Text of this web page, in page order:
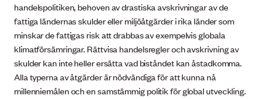
handelspolitiken, behoven av drastiska avskrivningar av de
fattiga ländernas skulder eller miljöåtgärder i rika länder som
minskar de fattigas risk att drabbas av exempelvis globala
klimatförsämringar. Rättvisa handelsregler och avskrivning av
skulder kan inte heller ersätta vad biståndet kan åstadkomma.
Alla typerna av åtgärder är nödvändiga för att kunna nå
millenniemålen och en samstämmig politik för global utveckling.